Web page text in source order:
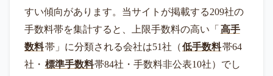
すい傾向があります。当サイトが掲載する209社の
手数料帯を集計すると、上限手数料の高い「 高手
数料帯」に分類される会社は51社（低手数料帯64
社・ 標準手数料帯84社・手数料非公表10社）でし